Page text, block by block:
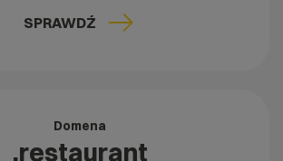
SPRAWDŹ
Domena
.restaurant